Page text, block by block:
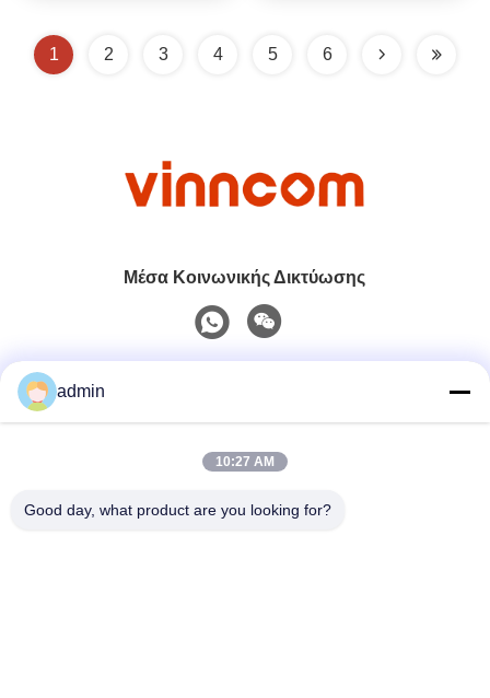
1 2 3 4 5 6
Μέσα Κοινωνικής Δικτύωσης
0086-551-65396351
admin
10:27 AM
Good day, what product are you looking for?